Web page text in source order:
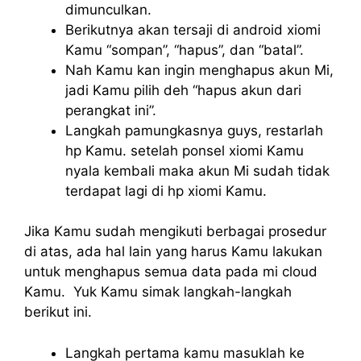
dimunculkan.
Berikutnya akan tersaji di android xiomi
Kamu “sompan”, “hapus”, dan “batal”.
Nah Kamu kan ingin menghapus akun Mi,
jadi Kamu pilih deh “hapus akun dari
perangkat ini”.
Langkah pamungkasnya guys, restarlah
hp Kamu. setelah ponsel xiomi Kamu
nyala kembali maka akun Mi sudah tidak
terdapat lagi di hp xiomi Kamu.
Jika Kamu sudah mengikuti berbagai prosedur
di atas, ada hal lain yang harus Kamu lakukan
untuk menghapus semua data pada mi cloud
Kamu. Yuk Kamu simak langkah-langkah
berikut ini.
Langkah pertama kamu masuklah ke